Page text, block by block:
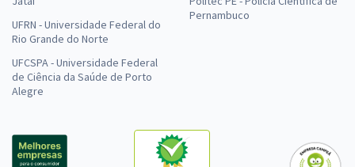
UFRN - Universidade Federal do
Rio Grande do Norte
UFCSPA - Universidade Federal
de Ciência da Saúde de Porto
Alegre
Pernambuco